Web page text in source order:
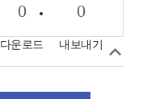
0
다운로드
0
내보내기